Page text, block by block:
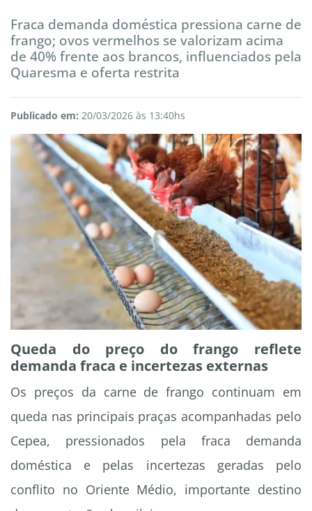
Fraca demanda doméstica pressiona carne de
frango; ovos vermelhos se valorizam acima
de 40% frente aos brancos, influenciados pela
Quaresma e oferta restrita
Publicado em: 20/03/2026 às 13:40hs
Queda do preço do frango reflete
demanda fraca e incertezas externas
Os preços da carne de frango continuam em
queda nas principais praças acompanhadas pelo
Cepea, pressionados pela fraca demanda
doméstica e pelas incertezas geradas pelo
conflito no Oriente Médio, importante destino